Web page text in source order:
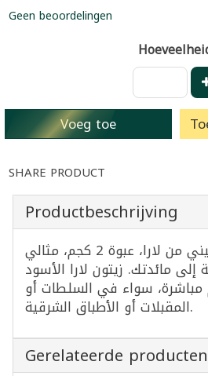
Geen beoordelingen
Voeg toe
SHARE PRODUCT
Productbeschrijving
زيتون أسود سلقيني من لارا، عبوة 2 كجم، مثالي
مائدتك. زيتون لارا الأسود
مباشرة، سواء في السلطات أو
المقبلات أو الأطباق الشرقية.
Gerelateerde producten